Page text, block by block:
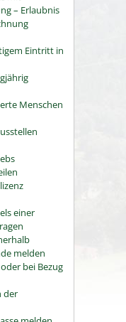
– Erlaubnis
Eintritt in
Menschen
einer
melden
bei Bezug
der